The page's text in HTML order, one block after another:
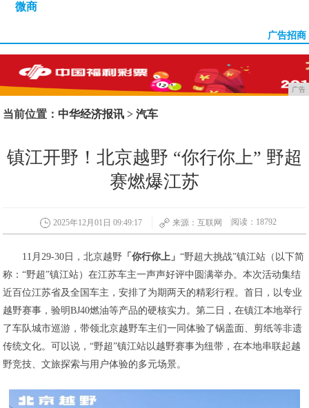
微商
广告招商
广告
当前位置： 中华经济报讯 >汽车
镇江开野！北京越野 “你行你上” 野超
赛燃爆江苏
2025年12月01日 09:49:17 来源：互联网 阅读：18792
11月29-30日，北京越野 「你行你上」“野超大挑战”镇江站（以下简
称：“野超”镇江站）在江苏车主一声声好评中圆满举办。本次活动集结
近百位江苏省及全国车主，安排了为期两天的精彩行程。首日，以专业
越野赛事，验明BJ40燃油等产品的硬核实力。第二日，在镇江本地举行
了车队城市巡游，带领北京越野车主们一同体验了锅盖面、剪纸等非遗
传统文化。可以说，“野超”镇江站以越野赛事为纽带，在本地串联起越
野竞技、文旅探索与用户体验的多元场景。